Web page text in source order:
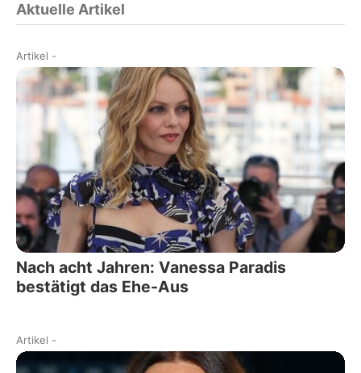
Aktuelle Artikel
Artikel -
Nach acht Jahren: Vanessa Paradis
bestätigt das Ehe-Aus
Artikel -